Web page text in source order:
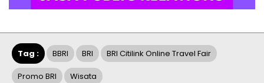
Tag : BBRI BRI BRI Citilink Online Travel Fair
Promo BRI Wisata